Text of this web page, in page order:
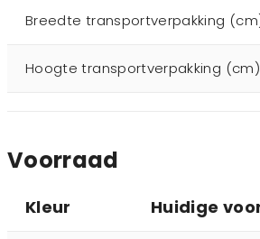
Breedte transportverpakking
Hoogte transportverpakking (cm)
Voorraad
Kleur Huidige